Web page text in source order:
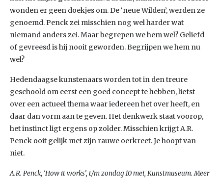
wonden er geen doekjes om. De ‘neue Wilden’, werden ze
genoemd. Penck zei misschien nog wel harder wat
niemand anders zei. Maar begrepen we hem wel? Geliefd
of gevreesd is hij nooit geworden. Begrijpen we hem nu
wel?
Hedendaagse kunstenaars worden tot in den treure
geschoold om eerst een goed concept te hebben, liefst
over een actueel thema waar iedereen het over heeft, en
daar dan vorm aan te geven. Het denkwerk staat voorop,
het instinct ligt ergens op zolder. Misschien krijgt A.R.
Penck ooit gelijk met zijn rauwe oerkreet. Je hoopt van
niet.
A.R. Penck, ‘How it works’, t/m zondag 10 mei, Kunstmuseum. Meer